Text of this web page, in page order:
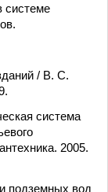
системе
/ В. С.
система
2005.
подземных вод